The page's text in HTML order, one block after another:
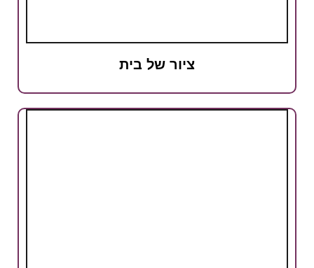
ציור של בית